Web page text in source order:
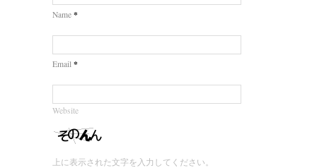
Name *
Email *
Website
上に表示された文字を入力してください。